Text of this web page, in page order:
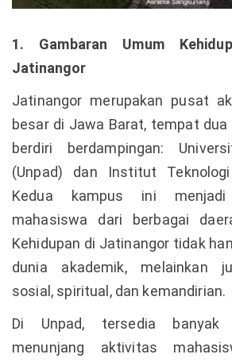
1. Gambaran Umum
Jatinangor
Jatinangor merupakan pusat
besar di Jawa Barat, tempat
berdiri berdampingan:
(Unpad) dan Institut
Kedua kampus ini
mahasiswa dari berbagai
Kehidupan di Jatinangor tidak
dunia akademik, melainkan
sosial, spiritual, dan kemandirian.
Di Unpad, tersedia
menunjang aktivitas